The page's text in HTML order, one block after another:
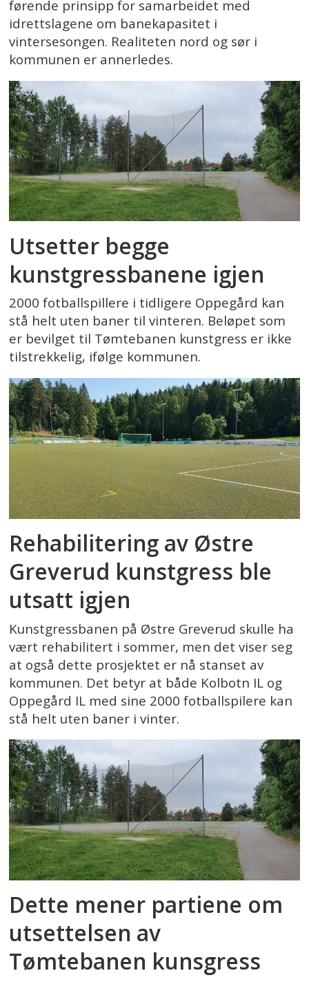
førende prinsipp for samarbeidet med
idrettslagene om banekapasitet i
vintersesongen. Realiteten nord og sør i
kommunen er annerledes.
Utsetter begge
kunstgressbanene igjen
2000 fotballspillere i tidligere Oppegård kan
stå helt uten baner til vinteren. Beløpet som
er bevilget til Tømtebanen kunstgress er ikke
tilstrekkelig, ifølge kommunen.
Rehabilitering av Østre
Greverud kunstgress ble
utsatt igjen
Kunstgressbanen på Østre Greverud skulle ha
vært rehabilitert i sommer, men det viser seg
at også dette prosjektet er nå stanset av
kommunen. Det betyr at både Kolbotn IL og
Oppegård IL med sine 2000 fotballspilere kan
stå helt uten baner i vinter.
Dette mener partiene om
utsettelsen av
Tømtebanen kunsgress